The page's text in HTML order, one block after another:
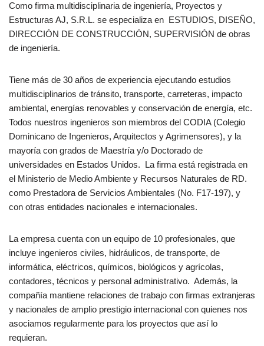
Como firma multidisciplinaria de ingeniería, Proyectos y
Estructuras AJ, S.R.L. se especializa en ESTUDIOS, DISEÑO,
DIRECCIÓN DE CONSTRUCCIÓN, SUPERVISIÓN de obras
de ingeniería.
Tiene más de 30 años de experiencia ejecutando estudios
multidisciplinarios de tránsito, transporte, carreteras, impacto
ambiental, energías renovables y conservación de energía, etc.
Todos nuestros ingenieros son miembros del CODIA (Colegio
Dominicano de Ingenieros, Arquitectos y Agrimensores), y la
mayoría con grados de Maestría y/o Doctorado de
universidades en Estados Unidos. La firma está registrada en
el Ministerio de Medio Ambiente y Recursos Naturales de RD.
como Prestadora de Servicios Ambientales (No. F17-197), y
con otras entidades nacionales e internacionales.
La empresa cuenta con un equipo de 10 profesionales, que
incluye ingenieros civiles, hidráulicos, de transporte, de
informática, eléctricos, químicos, biológicos y agrícolas,
contadores, técnicos y personal administrativo. Además, la
compañía mantiene relaciones de trabajo con firmas extranjeras
y nacionales de amplio prestigio internacional con quienes nos
asociamos regularmente para los proyectos que así lo
requieran.